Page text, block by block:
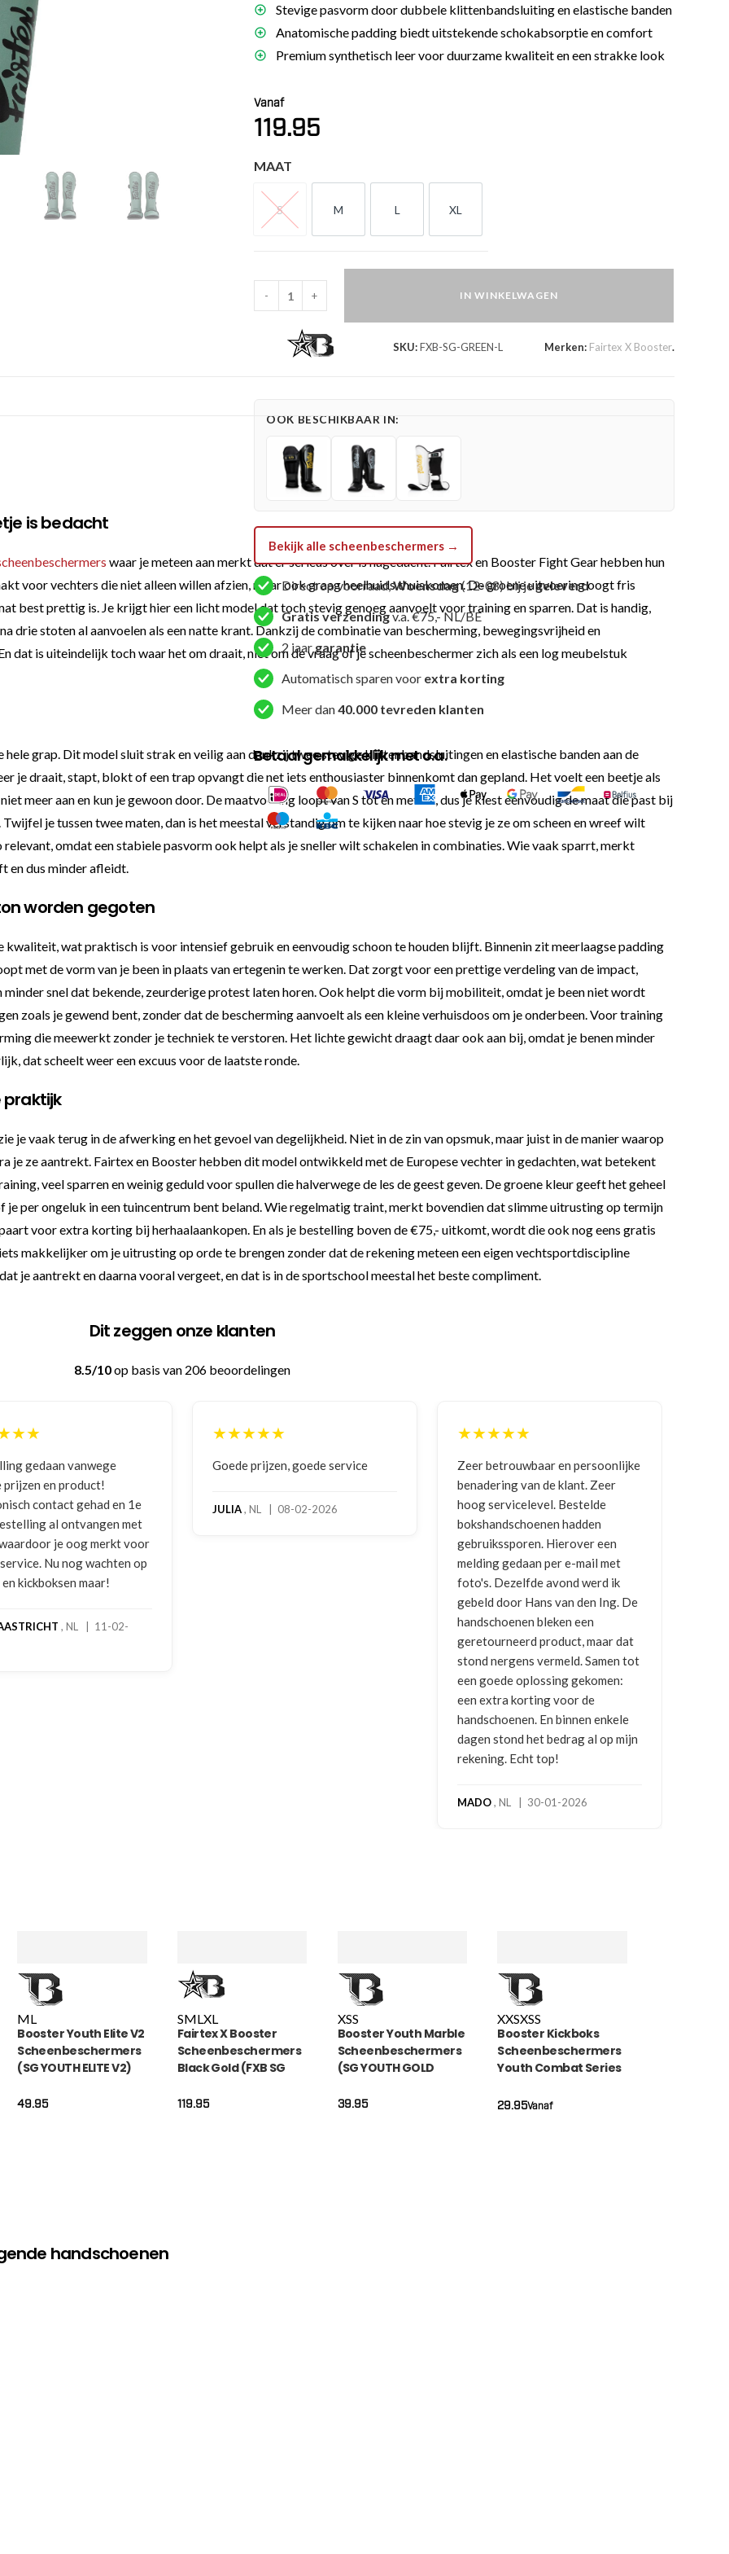
en pads
Stevige pasvorm door dubbele klittenbandsluiting en elastische banden
Anatomische padding biedt uitstekende schokabsorptie en comfort
Premium synthetisch leer voor duurzame kwaliteit en een strakke look
Vanaf
119.95
MAAT
S
S
M
M
L
L
XL
XL
Scheenbeschermers
GREEN)
aantal
- + IN WINKELWAGEN
SKU:FXB-SG-GREEN-L Merken: Fairtex X Booster.
OOK BESCHIKBAAR IN:
Bekijk alle scheenbeschermers →
Direct op voorraad,Woensdag(12-08) bij jegeleverd
Gratis verzendingv.a. €75,- NL/BE
2 jaar garantie
Automatisch sparen voor extra korting
Meer dan40.000 tevreden klanten
Betaal gemakkelijk met o.a.
is bedacht
waar je meteen aan merkt dat er serieus over is nagedacht. Fairtex en Booster Fight Gear hebben hun
voor vechters die niet alleen willen afzien, maar ook graag heelhuids thuiskomen. De groene uitvoering oogt fris
best prettig is. Je krijgt hier een licht model dat toch stevig genoeg aanvoelt voor training en sparren. Dat is handig,
drie stoten al aanvoelen als een natte krant. Dankzij de combinatie van bescherming, bewegingsvrijheid en
dat is uiteindelijk toch waar het om draait, niet om de vraag of je scheenbeschermer zich als een log meubelstuk
grap. Dit model sluit strak en veilig aan dankzij twee stevige klittenbandsluitingen en elastische banden aan de
je draait, stapt, blokt of een trap opvangt die net iets enthousiaster binnenkomt dan gepland. Het voelt een beetje als
meer aan en kun je gewoon door. De maatvoering loopt van S tot en met XL, dus je kiest eenvoudig de maat die past bij
je tussen twee maten, dan is het meestal verstandig om te kijken naar hoe stevig je ze om scheen en wreef wilt
omdat een stabiele pasvorm ook helpt als je sneller wilt schakelen in combinaties. Wie vaak sparrt, merkt
en dus minder afleidt.
worden gegoten
kwaliteit, wat praktisch is voor intensief gebruik en eenvoudig schoon te houden blijft. Binnenin zit meerlaagse padding
met de vorm van je been in plaats van ertegenin te werken. Dat zorgt voor een prettige verdeling van de impact,
snel dat bekende, zeurderige protest laten horen. Ook helpt die vorm bij mobiliteit, omdat je been niet wordt
zoals je gewend bent, zonder dat de bescherming aanvoelt als een kleine verhuisdoos om je onderbeen. Voor training
die meewerkt zonder je techniek te verstoren. Het lichte gewicht draagt daar ook aan bij, omdat je benen minder
dat scheelt weer een excuus voor de laatste ronde.
praktijk
je vaak terug in de afwerking en het gevoel van degelijkheid. Niet in de zin van opsmuk, maar juist in de manier waarop
je ze aantrekt. Fairtex en Booster hebben dit model ontwikkeld met de Europese vechter in gedachten, wat betekent
veel sparren en weinig geduld voor spullen die halverwege de les de geest geven. De groene kleur geeft het geheel
per ongeluk in een tuincentrum bent beland. Wie regelmatig traint, merkt bovendien dat slimme uitrusting op termijn
voor extra korting bij herhaalaankopen. En als je bestelling boven de €75,- uitkomt, wordt die ook nog eens gratis
makkelijker om je uitrusting op orde te brengen zonder dat de rekening meteen een eigen vechtsportdiscipline
je aantrekt en daarna vooral vergeet, en dat is in de sportschool meestal het beste compliment.
Dit zeggen onze klanten
8.5/10op basis van 206 beoordelingen
prijzen, goede service
NL | 08-02-2026
★★★★★
Zeer betrouwbaar en persoonlijke
hoog servicelevel. Bestelde
★★★★★
Goede communicatie, artikel goed
ontvangen
NICO VERMUNICHT , BE | 29-01-
2026
ML
Booster Youth Elite V2
Scheenbeschermers
(SG YOUTH ELITE V2)
49.95
SMLXL
Fairtex X Booster
Scheenbeschermers
Black Gold (FXB SG
119.95
XSS
Booster Youth Marble
Scheenbeschermers
(SG YOUTH GOLD
39.95
XXSXSS
Booster Kickboks
Scheenbeschermers
Youth Combat Series
Vanaf
29.95
handschoenen